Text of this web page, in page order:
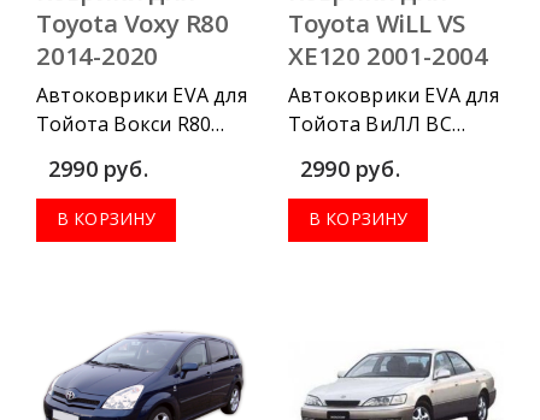
Toyota Voxy R80
2014-2020
Автоковрики EVA для
Тойота Вокси R80
приобрести в
комплектации:
водительский
коврик в багажник.
2990 руб.
В КОРЗИНУ
Toyota WiLL VS
XE120 2001-2004
Автоковрики EVA для
Тойота ВиЛЛ ВС
можно приобрести в
комплектации:
водительский
2990 руб.
В КОРЗИНУ